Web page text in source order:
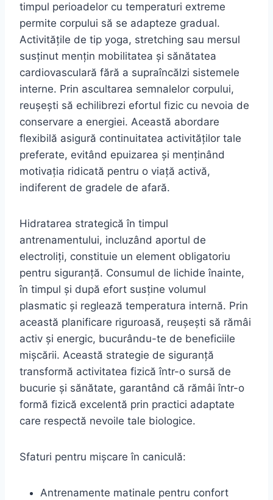
timpul perioadelor cu temperaturi extreme
permite corpului să se adapteze gradual.
Activitățile de tip yoga, stretching sau mersul
susținut mențin mobilitatea și sănătatea
cardiovasculară fără a supraîncălzi sistemele
interne. Prin ascultarea semnalelor corpului,
reușești să echilibrezi efortul fizic cu nevoia de
conservare a energiei. Această abordare
flexibilă asigură continuitatea activităților tale
preferate, evitând epuizarea și menținând
motivația ridicată pentru o viață activă,
indiferent de gradele de afară.
Hidratarea strategică în timpul
antrenamentului, incluzând aportul de
electroliți, constituie un element obligatoriu
pentru siguranță. Consumul de lichide înainte,
în timpul și după efort susține volumul
plasmatic și reglează temperatura internă. Prin
această planificare riguroasă, reușești să rămâi
activ și energic, bucurându-te de beneficiile
mișcării. Această strategie de siguranță
transformă activitatea fizică într-o sursă de
bucurie și sănătate, garantând că rămâi într-o
formă fizică excelentă prin practici adaptate
care respectă nevoile tale biologice.
Sfaturi pentru mișcare în caniculă:
Antrenamente matinale pentru confort